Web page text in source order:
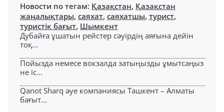
Новости по тегам: Қазақстан, Қазақстан
жаңалықтары, саяхат, саяхатшы, турист,
туристік бағыт, Шымкент
Дубайға ұшатын рейстер сәуірдің аяғына дейін
тоқ...
Пойызда немесе вокзалда затыңызды ұмытсаңыз
не іс...
Qanot Sharq әуе компаниясы Ташкент – Алматы
бағыт...